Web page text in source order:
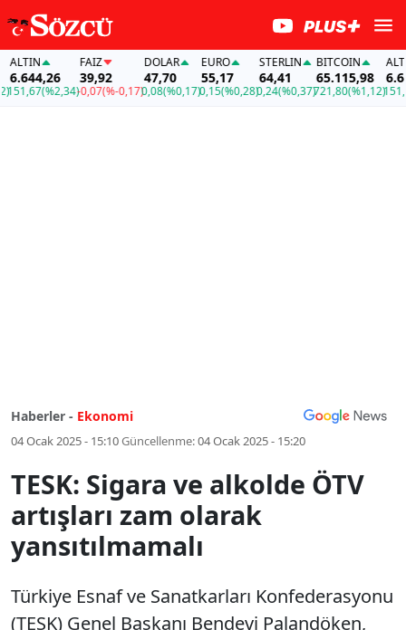
(%2,34)
FAİZ
39,92
-0,07(%-0,17)
DOLAR
47,70
0,08(%0,17)
EURO
55,17
0,15(%0,28)
STERLIN
64,41
0,24(%0,37)
BITCOIN
65.115,98
721,80(%1,12)
ALTIN
151,67
Haberler - Ekonomi
04 Ocak 2025 - 15:10Güncellenme:04 Ocak 2025 - 15:20
TESK: Sigara ve alkolde ÖTV
artışları zam olarak
yansıtılmamalı
Türkiye Esnaf ve Sanatkarları Konfederasyonu
(TESK) Genel Başkanı Bendevi Palandöken,